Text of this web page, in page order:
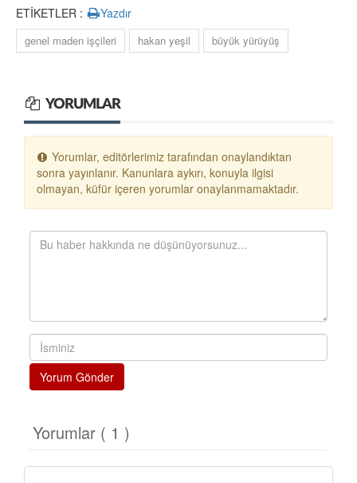
ETİKETLER : Yazdır
genel maden işçileri hakan yeşil büyük yürüyüş
YORUMLAR
Yorumlar, editörlerimiz tarafından onaylandıktan
sonra yayınlanır. Kanunlara aykırı, konuyla ilgisi
olmayan, küfür içeren yorumlar onaylanmamaktadır.
Yorum Gönder
Yorumlar ( 1 )